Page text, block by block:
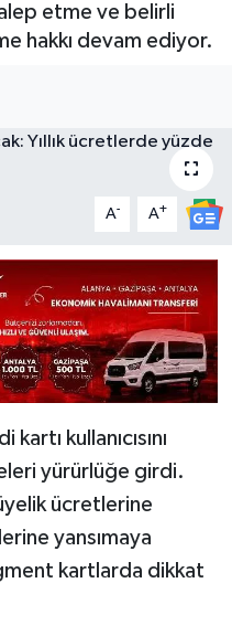
etme ve belirli
hakkı devam ediyor.
A- A+
kullanıcısını
yürürlüğe girdi.
üyelik ücretlerine
yansımaya
kartlarda dikkat